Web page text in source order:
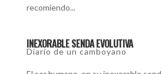
recomiendo...
INEXORABLE SENDA EVOLUTIVA
Diario de un camboyano